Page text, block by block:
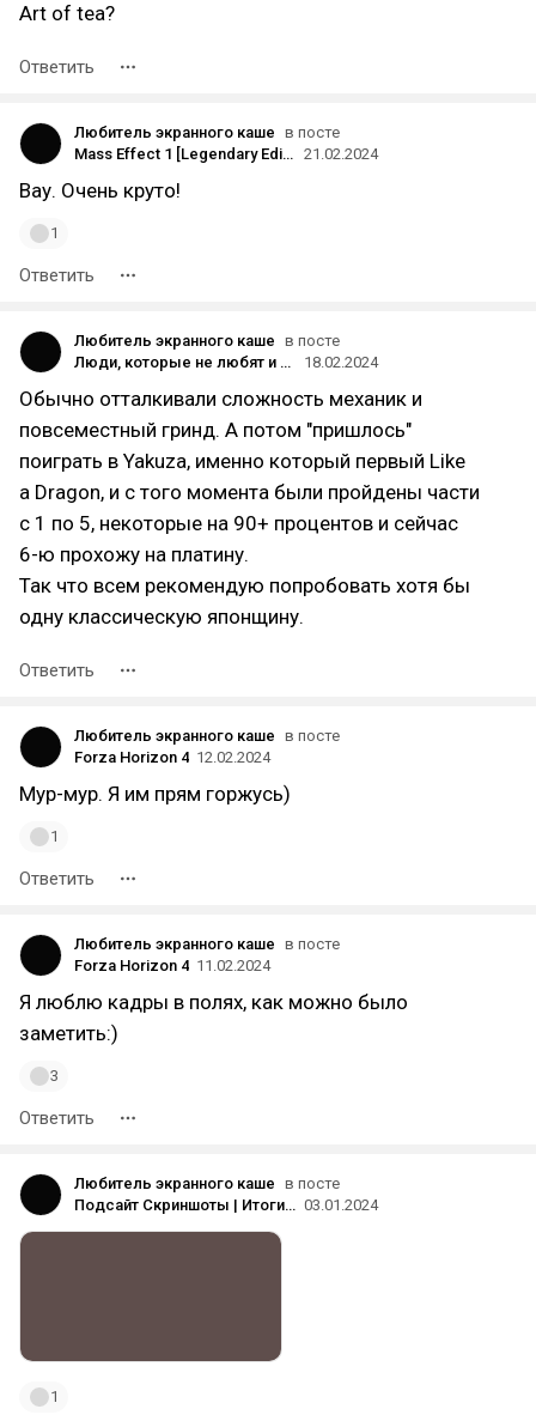
Art of tea?
Ответить
Любитель экранного каше в посте
Mass Effect 1 [Legendary Edition] 21.02.2024
Вау. Очень круто!
1
Ответить
Любитель экранного каше в посте
Люди, которые не любят и игнорируют японские RPG, почему?
18.02.2024
Обычно отталкивали сложность механик и
повсеместный гринд. А потом "пришлось"
поиграть в Yakuza, именно который первый Like
a Dragon, и с того момента были пройдены части
с 1 по 5, некоторые на 90+ процентов и сейчас
6-ю прохожу на платину.
Так что всем рекомендую попробовать хотя бы
одну классическую японщину.
Ответить
Любитель экранного каше в посте
Forza Horizon 4 12.02.2024
Мур-мур. Я им прям горжусь)
1
Ответить
Любитель экранного каше в посте
Forza Horizon 4 11.02.2024
Я люблю кадры в полях, как можно было
заметить:)
3
Ответить
Любитель экранного каше в посте
Подсайт Скриншоты | Итоги года 2023 03.01.2024
1